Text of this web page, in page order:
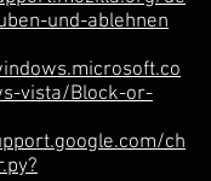
und-ablehnen
vista/Block-or-
ch